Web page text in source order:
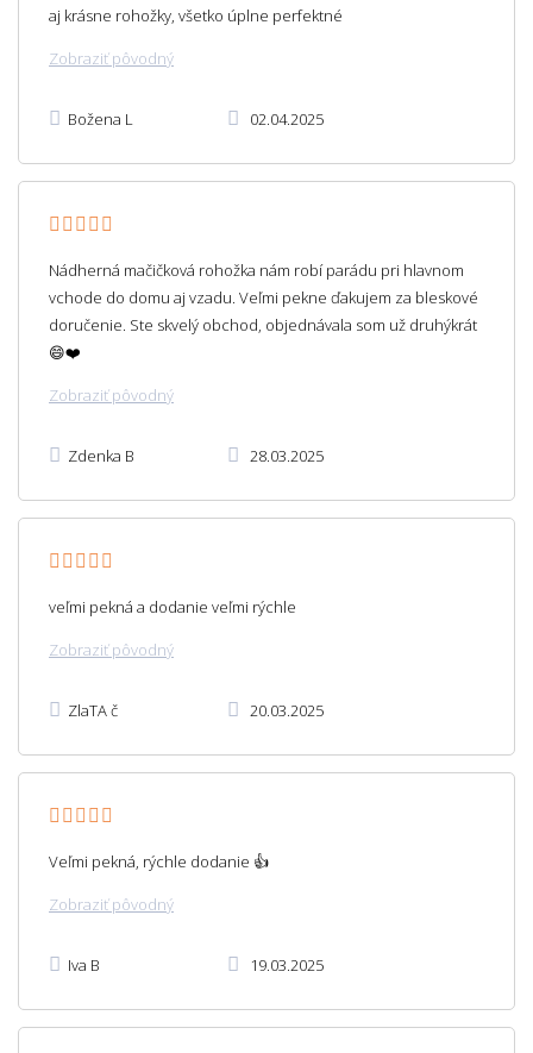
aj krásne rohožky, všetko úplne perfektné
Zobraziť pôvodný
Božena L 02.04.2025
Nádherná mačičková rohožka nám robí parádu pri hlavnom
vchode do domu aj vzadu. Veľmi pekne ďakujem za bleskové
doručenie. Ste skvelý obchod, objednávala som už druhýkrát
😄❤️
Zobraziť pôvodný
Zdenka B 28.03.2025
veľmi pekná a dodanie veľmi rýchle
Zobraziť pôvodný
ZlaTA č 20.03.2025
Veľmi pekná, rýchle dodanie 👍
Zobraziť pôvodný
Iva B 19.03.2025